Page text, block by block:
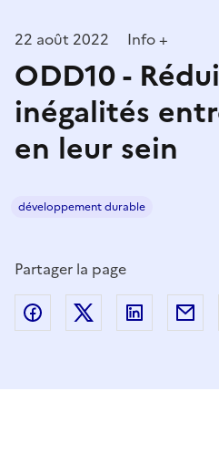
22 août 2022 Info +
ODD10 -
inégalités
en leur sein
développement durable
Partager la page
Partager sur Facebook
Partager sur
Partager